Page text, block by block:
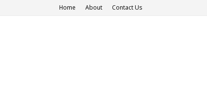
Home About Contact Us